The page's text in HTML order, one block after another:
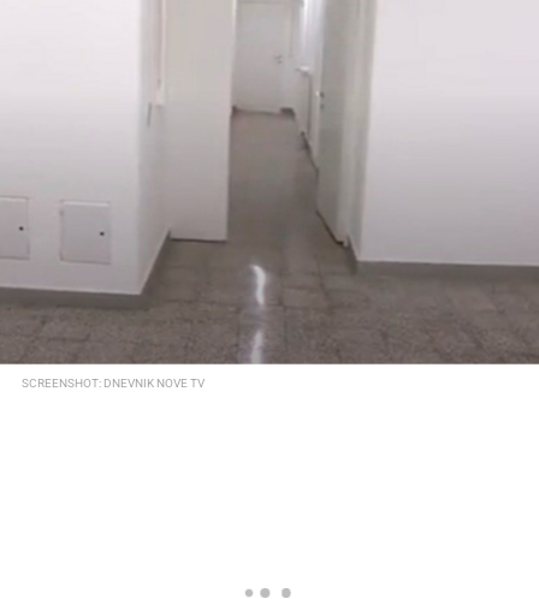
SCREENSHOT: DNEVNIK NOVE TV